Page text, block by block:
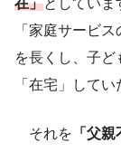
在」としていま
「家庭サービ
を長くし、子ど
「在宅」してい
それを 「父親